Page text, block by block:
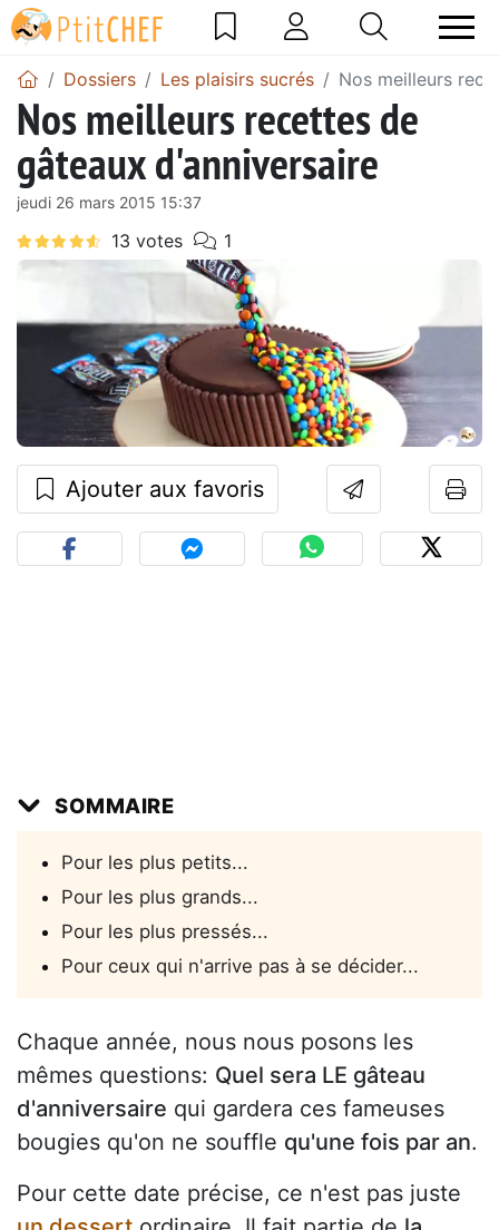
Dossiers Les plaisirs sucrés Nos meilleurs
Nos meilleurs recettes de
gâteaux d'anniversaire
jeudi 26 mars 2015 15:37
Ajouter aux favoris
SOMMAIRE
Pour les plus petits...
Pour les plus grands...
Pour les plus pressés...
Pour ceux qui n'arrive pas à se décider...
Chaque année, nous nous posons les
mêmes questions: Quel sera LE gâteau
d'anniversaire qui gardera ces fameuses
bougies qu'on ne souffle qu'une fois par an.
Pour cette date précise, ce n'est pas juste